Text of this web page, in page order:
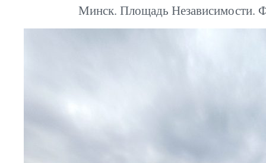
Минск. Площадь Независимости.